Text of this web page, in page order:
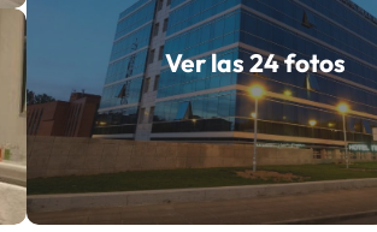
Ver las 24 fotos